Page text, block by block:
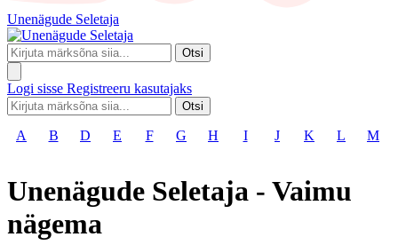
Unenägude Seletaja
Otsi
Logi sisse Registreeru kasutajaks
Otsi
A B D E F G H I J K L M
Unenägude Seletaja - Vaimu
nägema